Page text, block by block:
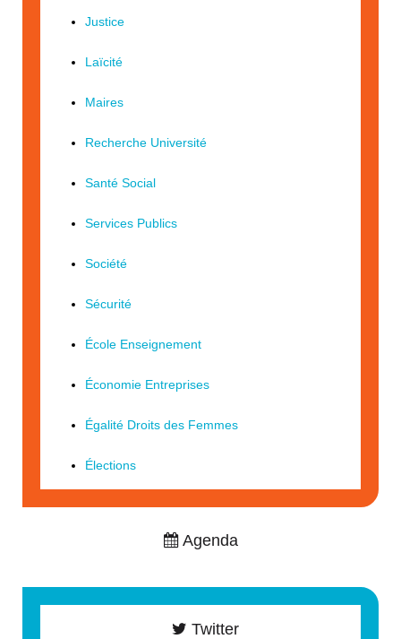
Justice
Laïcité
Maires
Recherche Université
Santé Social
Services Publics
Société
Sécurité
École Enseignement
Économie Entreprises
Égalité Droits des Femmes
Élections
Agenda
Twitter